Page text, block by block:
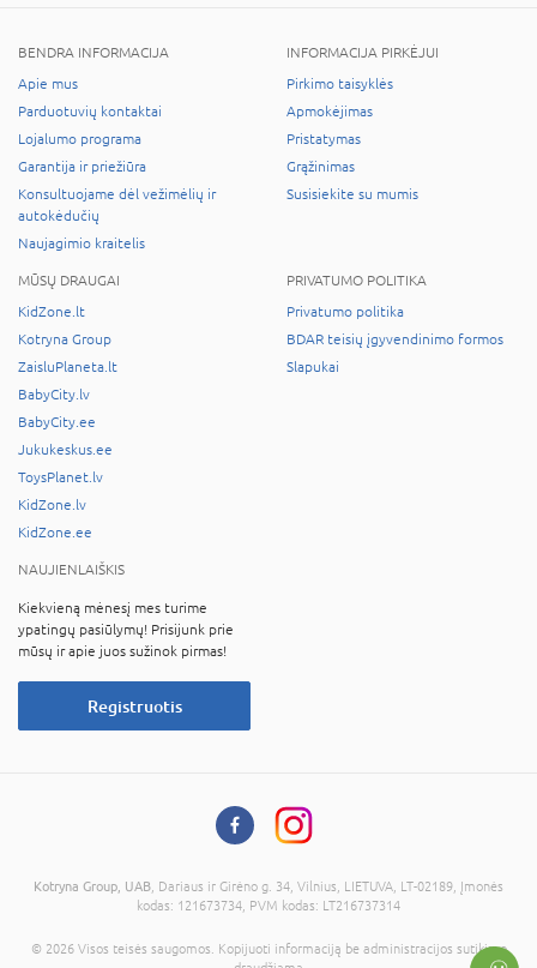
BENDRA INFORMACIJA
Apie mus
Parduotuvių kontaktai
Lojalumo programa
Garantija ir priežiūra
Konsultuojame dėl vežimėlių ir
autokėdučių
Naujagimio kraitelis
INFORMACIJA PIRKĖJUI
Pirkimo taisyklės
Apmokėjimas
Pristatymas
Grąžinimas
Susisiekite su mumis
MŪSŲ DRAUGAI
KidZone.lt
Kotryna Group
ZaisluPlaneta.lt
BabyCity.lv
BabyCity.ee
Jukukeskus.ee
ToysPlanet.lv
KidZone.lv
KidZone.ee
PRIVATUMO POLITIKA
Privatumo politika
BDAR teisių įgyvendinimo formos
Slapukai
NAUJIENLAIŠKIS
Kiekvieną mėnesį mes turime
ypatingų pasiūlymų! Prisijunk prie
mūsų ir apie juos sužinok pirmas!
Registruotis
Kotryna Group, UAB , Dariaus ir Girėno g. 34, Vilnius, LIETUVA, LT-02189, Įmonės
kodas: 121673734, PVM kodas: LT216737314
© 2026 Visos teisės saugomos. Kopijuoti informaciją be administracijos sutikimo